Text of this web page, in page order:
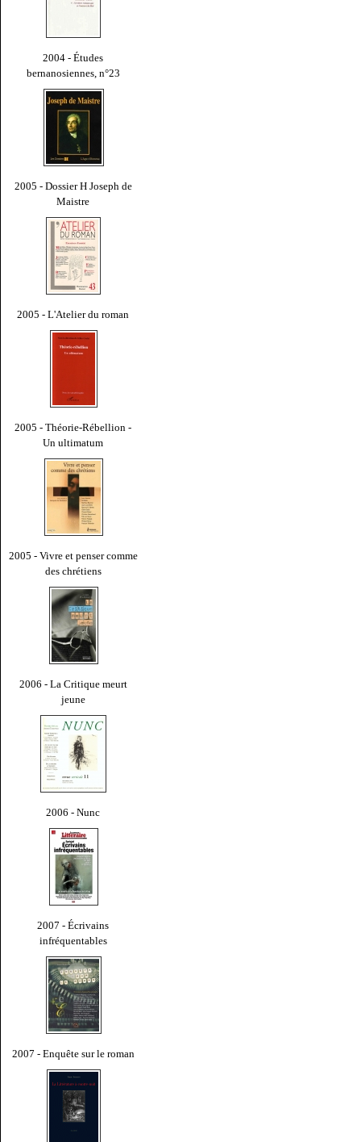
2004 - Études
bernanosiennes, n°23
2005 - Dossier H Joseph de
Maistre
2005 - L'Atelier du roman
2005 - Théorie-Rébellion -
Un ultimatum
2005 - Vivre et penser comme
des chrétiens
2006 - La Critique meurt
jeune
2006 - Nunc
2007 - Écrivains
infréquentables
2007 - Enquête sur le roman